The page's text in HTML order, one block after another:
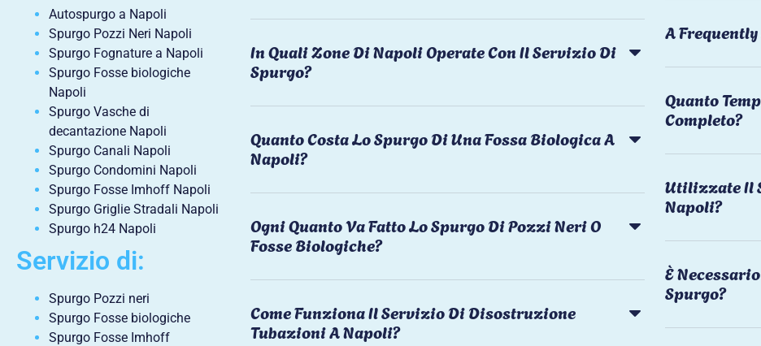
Autospurgo a Napoli
Spurgo Pozzi Neri Napoli
Spurgo Fognature a Napoli
Spurgo Fosse biologiche
Napoli
Spurgo Vasche di
decantazione Napoli
Spurgo Canali Napoli
Spurgo Condomini Napoli
Spurgo Fosse Imhoff Napoli
Spurgo Griglie Stradali Napoli
Spurgo h24 Napoli
Servizio di:
Spurgo Pozzi neri
Spurgo Fosse biologiche
Spurgo Fosse Imhoff
In Quali Zone Di Napoli Operate Con Il Servizio Di
Spurgo?
Quanto Costa Lo Spurgo Di Una Fossa Biologica A
Napoli?
Ogni Quanto Va Fatto Lo Spurgo Di Pozzi Neri O
Fosse Biologiche?
Come Funziona Il Servizio Di Disostruzione
Tubazioni A Napoli?
A
Quanto
Completo?
Utilizzate Il
Napoli?
È
Spurgo?